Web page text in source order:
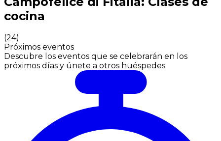
cocina
(24)
Próximos eventos
Descubre los eventos que se celebrarán en los
próximos días y únete a otros huéspedes